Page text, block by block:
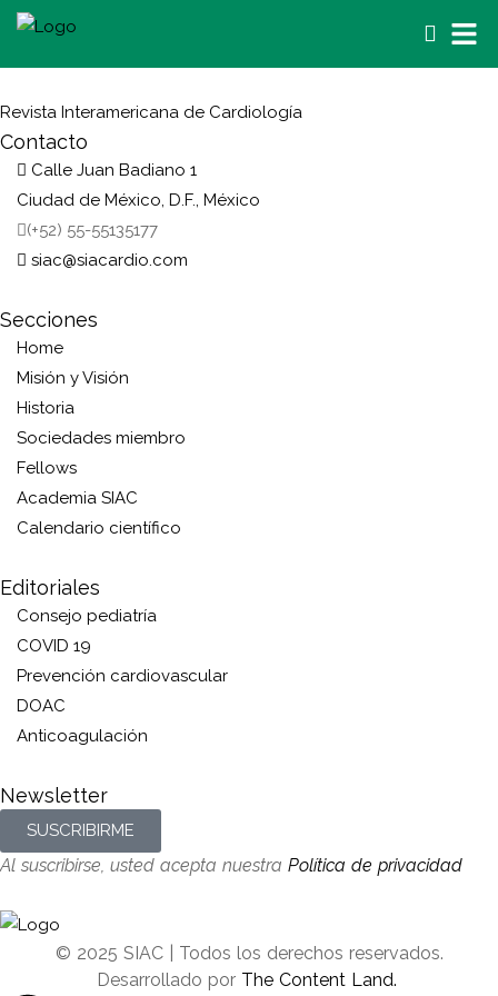
Revista Interamericana de Cardiología
Contacto
Calle Juan Badiano 1
Ciudad de México, D.F., México
(+52) 55-55135177
siac@siacardio.com
Secciones
Home
Misión y Visión
Historia
Sociedades miembro
Fellows
Academia SIAC
Calendario científico
Editoriales
Consejo pediatría
COVID 19
Prevención cardiovascular
DOAC
Anticoagulación
Newsletter
SUSCRIBIRME
Al suscribirse, usted acepta nuestra Política de privacidad
© 2025 SIAC | Todos los derechos reservados.
Desarrollado por The Content Land.